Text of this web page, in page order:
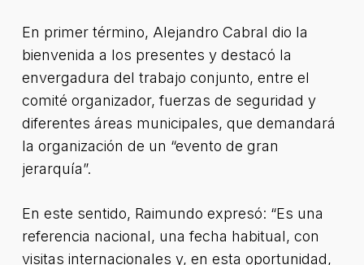
En primer término, Alejandro Cabral dio la
bienvenida a los presentes y destacó la
envergadura del trabajo conjunto, entre el
comité organizador, fuerzas de seguridad y
diferentes áreas municipales, que demandará
la organización de un “evento de gran
jerarquía”.
En este sentido, Raimundo expresó: “Es una
referencia nacional, una fecha habitual, con
visitas internacionales y, en esta oportunidad,